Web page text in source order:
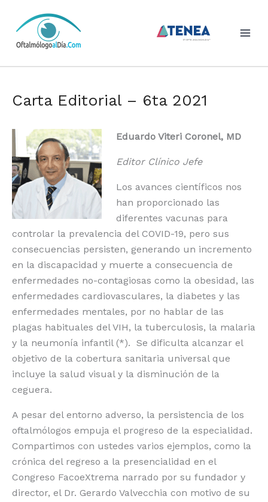
Carta Editorial – 6ta 2021
Eduardo Viteri Coronel, MD
Editor Clínico Jefe
Los avances científicos nos
han proporcionado las
diferentes vacunas para
controlar la prevalencia del COVID-19, pero sus
consecuencias persisten, generando un incremento
en la discapacidad y muerte a consecuencia de
enfermedades no-contagiosas como la obesidad, las
enfermedades cardiovasculares, la diabetes y las
enfermedades mentales, por no hablar de las
plagas habituales del VIH, la tuberculosis, la malaria
y la neumonía infantil (*). Se dificulta alcanzar el
objetivo de la cobertura sanitaria universal que
incluye la salud visual y la disminución de la
ceguera.
A pesar del entorno adverso, la persistencia de los
oftalmólogos empuja el progreso de la especialidad.
Compartimos con ustedes varios ejemplos, como la
crónica del regreso a la presencialidad en el
Congreso FacoeXtrema narrado por su fundador y
director, el Dr. Gerardo Valvecchia con motivo de su